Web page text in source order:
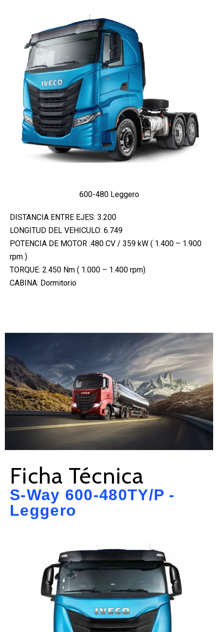
600-480 Leggero
DISTANCIA ENTRE EJES: 3.200
LONGITUD DEL VEHICULO: 6.749
POTENCIA DE MOTOR :480 CV / 359 kW ( 1.400 – 1.900
rpm )
TORQUE: 2.450 Nm ( 1.000 – 1.400 rpm)
CABINA: Dormitorio
Ficha Técnica
S-Way 600-480TY/P -
Leggero